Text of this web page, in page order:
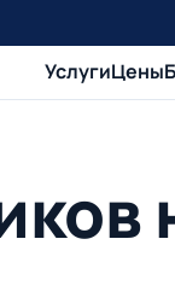
УслугиЦены